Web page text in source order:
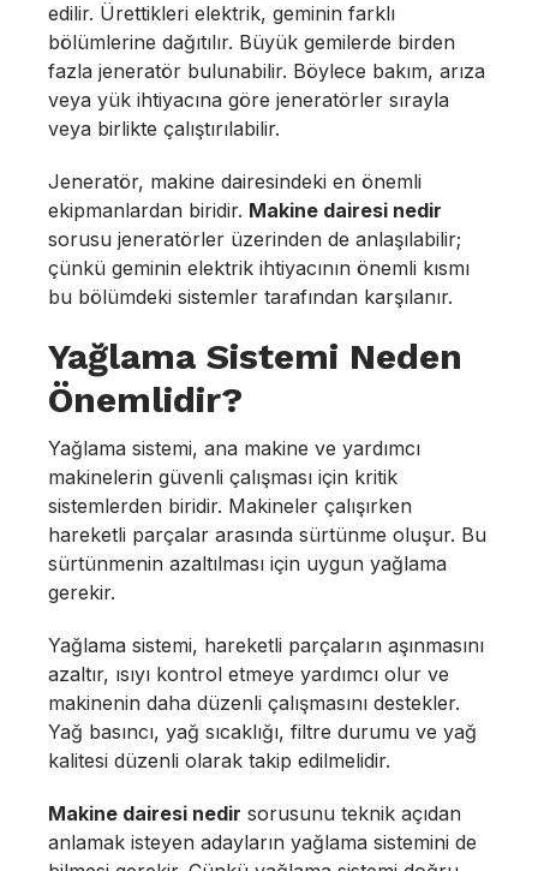
edilir. Ürettikleri elektrik, geminin farklı
bölümlerine dağıtılır. Büyük gemilerde birden
fazla jeneratör bulunabilir. Böylece bakım, arıza
veya yük ihtiyacına göre jeneratörler sırayla
veya birlikte çalıştırılabilir.
Jeneratör, makine dairesindeki en önemli
ekipmanlardan biridir. Makine dairesi nedir
sorusu jeneratörler üzerinden de anlaşılabilir;
çünkü geminin elektrik ihtiyacının önemli kısmı
bu bölümdeki sistemler tarafından karşılanır.
Yağlama Sistemi Neden
Önemlidir?
Yağlama sistemi, ana makine ve yardımcı
makinelerin güvenli çalışması için kritik
sistemlerden biridir. Makineler çalışırken
hareketli parçalar arasında sürtünme oluşur. Bu
sürtünmenin azaltılması için uygun yağlama
gerekir.
Yağlama sistemi, hareketli parçaların aşınmasını
azaltır, ısıyı kontrol etmeye yardımcı olur ve
makinenin daha düzenli çalışmasını destekler.
Yağ basıncı, yağ sıcaklığı, filtre durumu ve yağ
kalitesi düzenli olarak takip edilmelidir.
Makine dairesi nedir sorusunu teknik açıdan
anlamak isteyen adayların yağlama sistemini de